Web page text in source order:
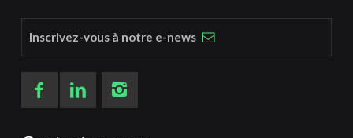
Inscrivez-vous à notre e-news